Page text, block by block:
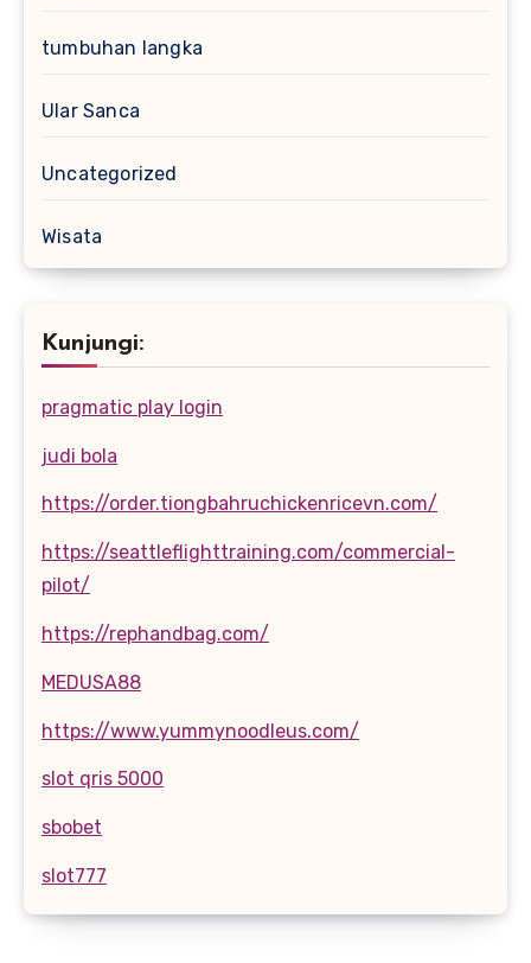
tumbuhan langka
Ular Sanca
Uncategorized
Wisata
Kunjungi:
pragmatic play login
judi bola
https://order.tiongbahruchickenricevn.com/
https://seattleflighttraining.com/commercial-
pilot/
https://rephandbag.com/
MEDUSA88
https://www.yummynoodleus.com/
slot qris 5000
sbobet
slot777